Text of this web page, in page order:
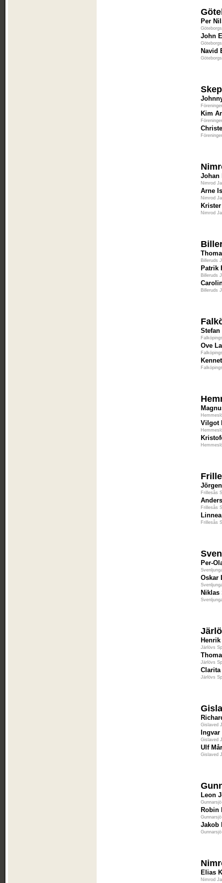
Per
John
Navid
Kim
Johan
Nimrod
Arne
Nimrod
Nimrod
Billeruds
Patrik
Billeruds
Billeruds
Ove
Vilgot
Frillesås
Frillesås
Frillesås
Per-
Oskar
Järlövs
Järlövs
Järlövs
Gislaved
Gislaved
Ulf
Gislaved
Leon
Robin
Jakob
Elias
Nimrod